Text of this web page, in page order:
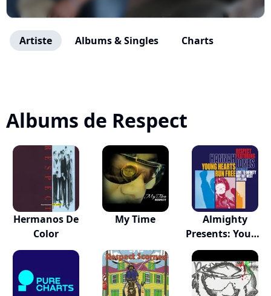
Artiste Albums & Singles Charts
Albums de Respect
Hermanos De
Color
My Time
Almighty
Presents: Young
Hear...